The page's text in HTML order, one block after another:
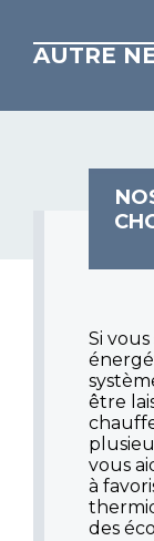
AUTRE
Si
être
vous
à
des